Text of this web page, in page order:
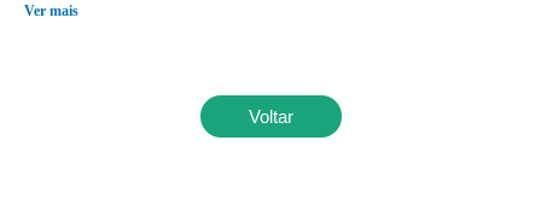
Ver mais
Voltar